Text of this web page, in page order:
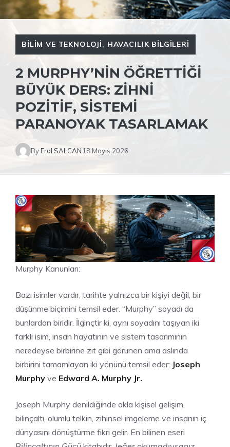
BILIM VE TEKNOLOJI, HAVACILIK BILGILERI
2 MURPHY’NIN ÖĞRETTIĞI
BÜYÜK DERS: ZIHNI
POZITIF, SISTEMI
PARANOYAK TASARLAMAK
ByErol SALCAN 18 Mayıs 2026
Murphy Kanunları:
Bazı isimler vardır, tarihte yalnızca bir kişiyi değil, bir
düşünme biçimini temsil eder. “Murphy” soyadı da
bunlardan biridir. İlginçtir ki, aynı soyadını taşıyan iki
farklı isim, insan hayatının ve sistem tasarımının
neredeyse birbirine zıt gibi görünen ama aslında
birbirini tamamlayan iki yönünü temsil eder: Joseph
Murphy ve Edward A. Murphy Jr.
Joseph Murphy denildiğinde akla kişisel gelişim,
bilinçaltı, olumlu telkin, zihinsel imgeleme ve insanın iç
dünyasını dönüştürme fikri gelir. En bilinen eseri